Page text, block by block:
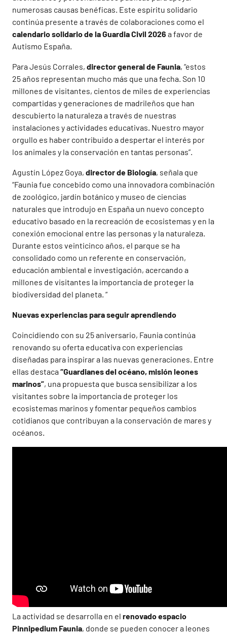
numerosas causas benéficas. Este espíritu solidario
continúa presente a través de colaboraciones como el
calendario solidario de la Guardia Civil 2026 a favor de
Autismo España.
Para Jesús Corrales, director general de Faunia, “estos
25 años representan mucho más que una fecha. Son 10
millones de visitantes, cientos de miles de experiencias
compartidas y generaciones de madrileños que han
descubierto la naturaleza a través de nuestras
instalaciones y actividades educativas. Nuestro mayor
orgullo es haber contribuido a despertar el interés por
los animales y la conservación en tantas personas”.
Agustín López Goya, director de Biología, señala que
“Faunia fue concebido como una innovadora combinación
de zoológico, jardín botánico y museo de ciencias
naturales que introdujo en España un nuevo concepto
educativo basado en la recreación de ecosistemas y en la
conexión emocional entre las personas y la naturaleza.
Durante estos veinticinco años, el parque se ha
consolidado como un referente en conservación,
educación ambiental e investigación, acercando a
millones de visitantes la importancia de proteger la
biodiversidad del planeta. “
Nuevas experiencias para seguir aprendiendo
Coincidiendo con su 25 aniversario, Faunia continúa
renovando su oferta educativa con experiencias
diseñadas para inspirar a las nuevas generaciones. Entre
ellas destaca“Guardianes del océano, misión leones
marinos”, una propuesta que busca sensibilizar a los
visitantes sobre la importancia de proteger los
ecosistemas marinos y fomentar pequeños cambios
cotidianos que contribuyan a la conservación de mares y
océanos.
La actividad se desarrolla en el renovado espacio
Pinnipedium Faunia, donde se pueden conocer a leones